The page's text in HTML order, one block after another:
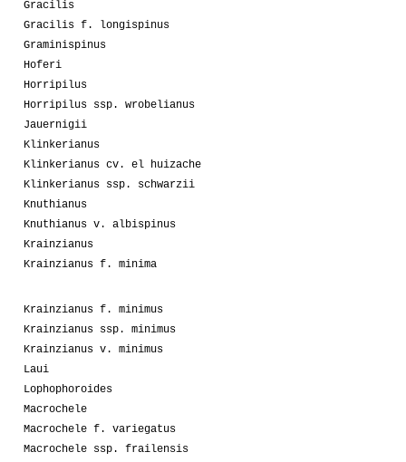
Gracilis
Gracilis f. longispinus
Graminispinus
Hoferi
Horripilus
Horripilus ssp. wrobelianus
Jauernigii
Klinkerianus
Klinkerianus cv. el huizache
Klinkerianus ssp. schwarzii
Knuthianus
Knuthianus v. albispinus
Krainzianus
Krainzianus f. minima
Krainzianus f. minimus
Krainzianus ssp. minimus
Krainzianus v. minimus
Laui
Lophophoroides
Macrochele
Macrochele f. variegatus
Macrochele ssp. frailensis